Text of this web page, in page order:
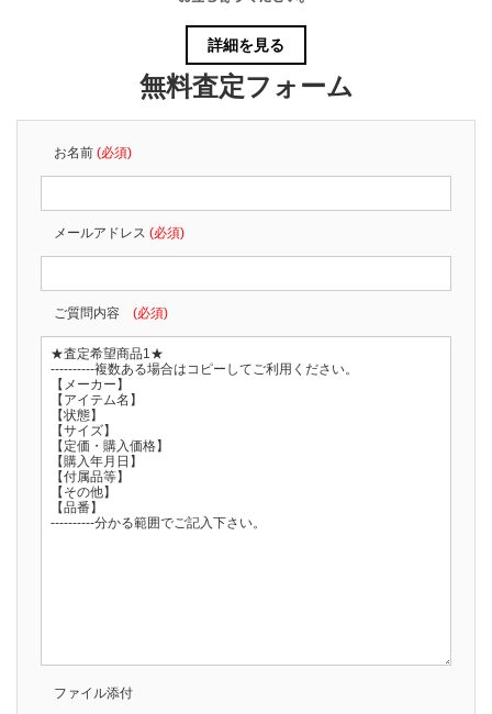
詳細を見る
無料査定フォーム
お名前 (必須)
メールアドレス (必須)
ご質問内容 (必須)
ファイル添付